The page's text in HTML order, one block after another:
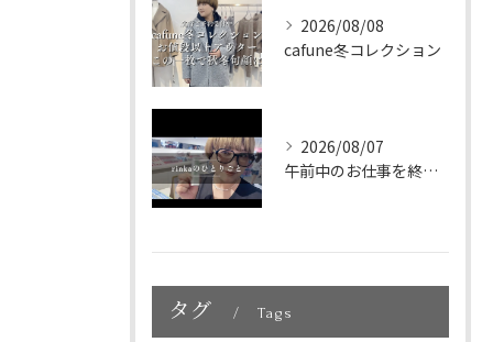
2026/08/08
cafune冬コレクション
2026/08/07
午前中のお仕事を終えて、新大久保へランチに🇰🇷🤍
タグ Tags